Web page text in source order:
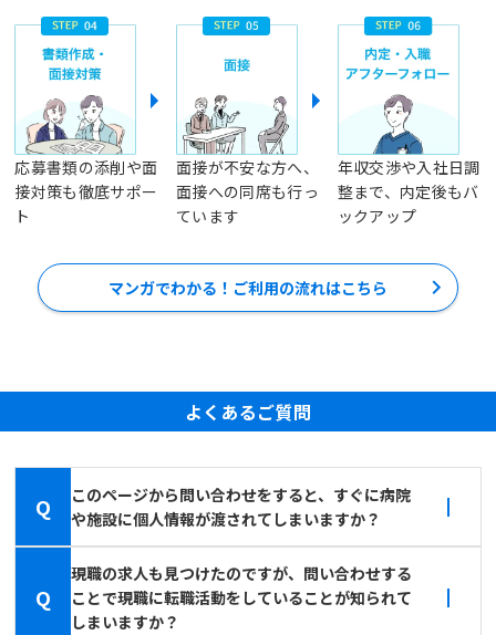
応募書類の添削や面
接対策も徹底サポー
ト
面接が不安な方へ、
面接への同席も行っ
ています
年収交渉や入社日調
整まで、内定後もバ
ックアップ
マンガでわかる！ご利用の流れはこちら
よくあるご質問
Q
このページから問い合わせをすると、すぐに病院
や施設に個人情報が渡されてしまいますか？
Q
現職の求人も見つけたのですが、問い合わせする
ことで現職に転職活動をしていることが知られて
しまいますか？